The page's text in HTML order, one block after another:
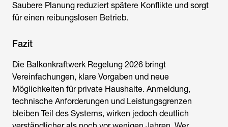
Saubere Planung reduziert spätere Konflikte und sorgt
für einen reibungslosen Betrieb.
Fazit
Die Balkonkraftwerk Regelung 2026 bringt
Vereinfachungen, klare Vorgaben und neue
Möglichkeiten für private Haushalte. Anmeldung,
technische Anforderungen und Leistungsgrenzen
bleiben Teil des Systems, wirken jedoch deutlich